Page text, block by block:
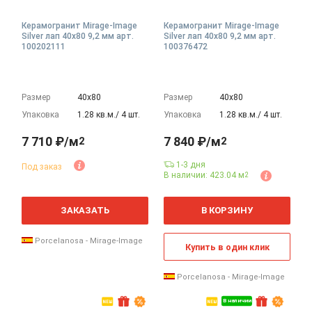
Керамогранит Mirage-Image
Silver лап 40x80 9,2 мм арт.
100202111
Размер
40х80
Упаковка
1.28 кв.м./ 4 шт.
7 710 ₽/м2
Под заказ
м
ЗАКАЗАТЬ
Porcelanosa - Mirage-Image
Керамогранит Mirage-Image
Silver лап 40x80 9,2 мм арт.
100376472
Размер
40х80
Упаковка
1.28 кв.м./ 4 шт.
В наличии
7 840 ₽/м2
1-3 дня
В наличии: 423.04 м2
м
В КОРЗИНУ
Купить в один клик
Porcelanosa - Mirage-Image